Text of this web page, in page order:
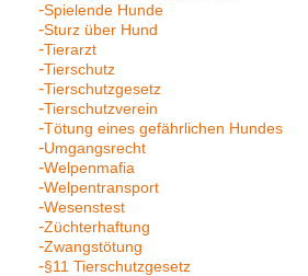
Spielende Hunde
Sturz über Hund
Tierarzt
Tierschutz
Tierschutzgesetz
Tierschutzverein
Tötung eines gefährlichen Hundes
Umgangsrecht
Welpenmafia
Welpentransport
Wesenstest
Züchterhaftung
Zwangstötung
§11 Tierschutzgesetz